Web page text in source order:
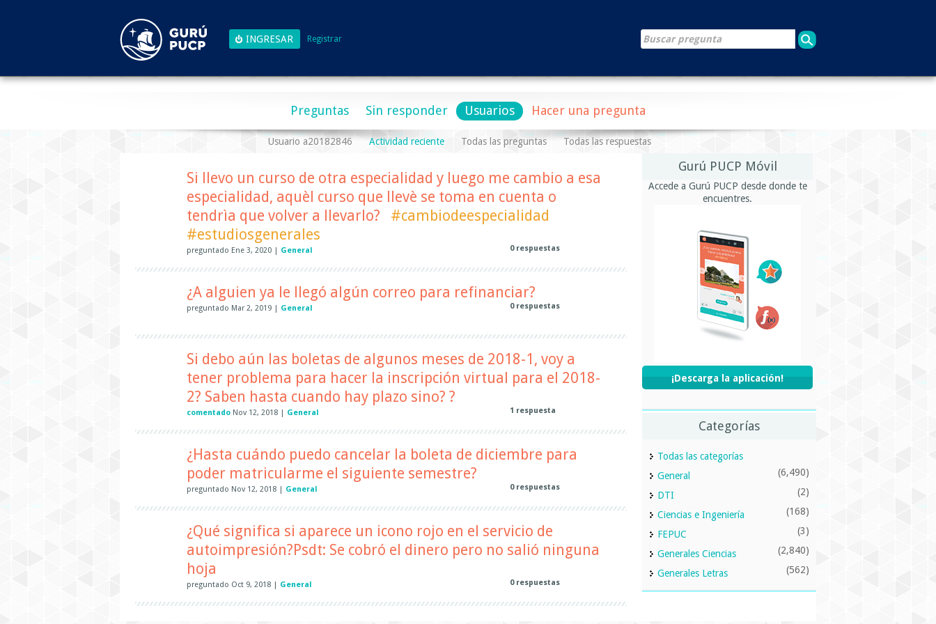
Registrar
Preguntas Sin responder Usuarios Hacer una pregunta
Usuario a20182846 Actividad reciente Todas las preguntas Todas las respuestas
Si llevo un curso de otra especialidad y luego me cambio a esa
especialidad, aquèl curso que llevè se toma en cuenta o
tendrìa que volver a llevarlo?
#cambiodeespecialidad
#estudiosgenerales
preguntado Ene 3, 2020 General 0respuestas
¿A alguien ya le llegó algún correo para refinanciar?
preguntado Mar 2, 2019 General 0respuestas
Si debo aún las boletas de algunos meses de 2018-1, voy a
tener problema para hacer la inscripción virtual para el 2018-
2? Saben hasta cuando hay plazo sino? ?
comentado Nov 12, 2018 General 1 respuesta
¿Hasta cuándo puedo cancelar la boleta de diciembre para
poder matricularme el siguiente semestre?
preguntado Nov 12, 2018 General 0respuestas
¿Qué significa si aparece un icono rojo en el servicio de
autoimpresión?Psdt: Se cobró el dinero pero no salió ninguna
hoja
preguntado Oct 9, 2018 General 0respuestas
Gurú PUCP Móvil
Accede a Gurú PUCP desde donde te
encuentres.
¡Descarga la aplicación!
Categorías
Todas las categorías
General
(6,490)
DTI (2)
Ciencias e Ingeniería (168)
FEPUC (3)
Generales Ciencias (2,840)
Generales Letras (562)